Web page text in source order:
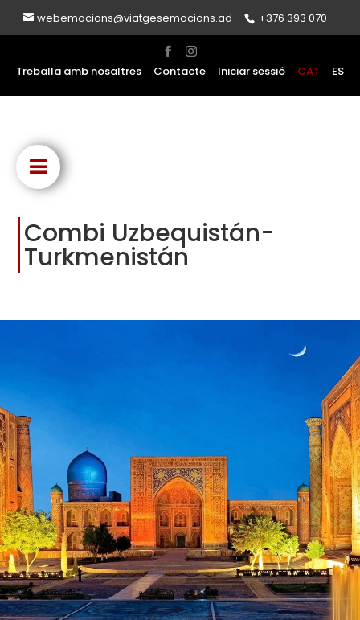
webemocions@viatgesemocions.ad +376 393 070
Treballa amb nosaltres Contacte Iniciar sessió CAT ES
Combi Uzbequistán-
Turkmenistán